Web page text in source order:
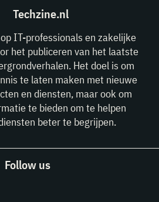
Techzine.nl
IT-professionals en zakelijke
het publiceren van het laatste
Het doel is om
te laten maken met nieuwe
en diensten, maar ook om
te bieden om te helpen
beter te begrijpen.
Follow us